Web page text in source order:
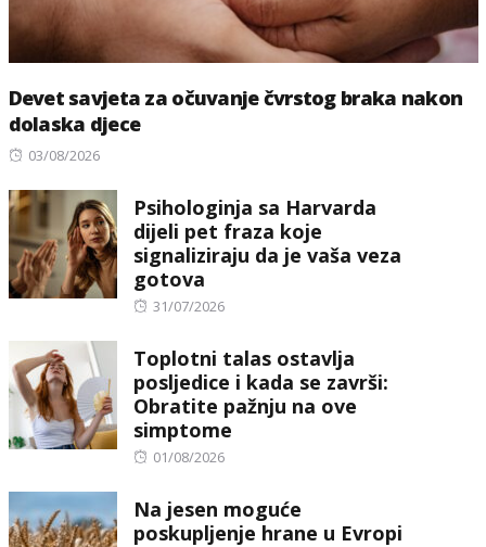
Devet savjeta za očuvanje čvrstog braka nakon
dolaska djece
Posted
03/08/2026
Psihologinja sa Harvarda
dijeli pet fraza koje
signaliziraju da je vaša veza
gotova
Posted
31/07/2026
Toplotni talas ostavlja
posljedice i kada se završi:
Obratite pažnju na ove
simptome
Posted
01/08/2026
Na jesen moguće
poskupljenje hrane u Evropi